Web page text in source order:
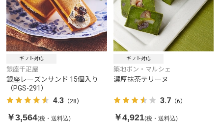
ギフト対応
銀座千疋屋
銀座レーズンサンド 15個入り
（PGS-291）
4.3 （28）
￥3,564(税・送料込)
ギフト対応
築地ボン・マルシェ
濃厚抹茶テリーヌ
3.7 （6）
￥4,921(税・送料込)